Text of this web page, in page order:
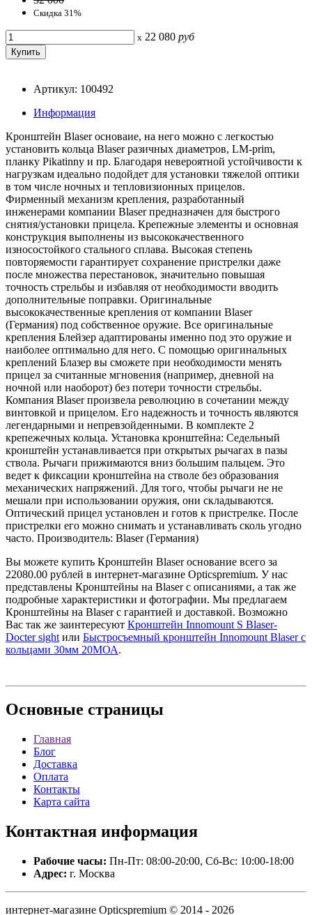
Скидка 31%
x 22 080 руб
Артикул: 100492
Информация
Кронштейн Blaser основаие, на него можно с легкостью
установить кольца Blaser разичных диаметров, LM-prim,
планку Pikatinny и пр. Благодаря невероятной устойчивости к
нагрузкам идеально подойдет для установки тяжелой оптики
в том числе ночных и тепловизионных прицелов.
Фирменный механизм крепления, разработанный
инженерами компании Blaser предназначен для быстрого
снятия/установки прицела. Крепежные элементы и основная
конструкция выполнены из высококачественного
износостойкого стального сплава. Высокая степень
повторяемости гарантирует сохранение пристрелки даже
после множества перестановок, значительно повышая
точность стрельбы и избавляя от необходимости вводить
дополнительные поправки. Оригинальные
высококачественные крепления от компании Blaser
(Германия) под собственное оружие. Все оригинальные
крепления Блейзер адаптированы именно под это оружие и
наиболее оптимально для него. С помощью оригинальных
креплений Блазер вы сможете при необходимости менять
прицел за считанные мгновения (например, дневной на
ночной или наоборот) без потери точности стрельбы.
Компания Blaser произвела революцию в сочетании между
винтовкой и прицелом. Его надежность и точность являются
легендарными и непревзойденными. В комплекте 2
крепежечных кольца. Установка кронштейна: Седельный
кронштейн устанавливается при открытых рычагах в пазы
ствола. Рычаги прижимаются вниз большим пальцем. Это
ведет к фиксации кронштейна на стволе без образования
механических напряжений. Для того, чтобы рычаги не не
мешали при использовании оружия, они складываются.
Оптический прицел установлен и готов к пристрелке. После
пристрелки его можно снимать и устанавливать сколь угодно
часто. Производитель: Blaser (Германия)
Вы можете купить Кронштейн Blaser основание всего за
22080.00 рублей в интернет-магазине Opticspremium. У нас
представлены Кронштейны на Blaser с описаниями, а так же
подробные характеристики и фотографии. Мы предлагаем
Кронштейны на Blaser с гарантией и доставкой. Возможно
Вас так же заинтересуют Кронштейн Innomount S Blaser-
Docter sight или Быстросъемный кронштейн Innomount Blaser с
кольцами 30мм 20МОА.
Основные страницы
Главная
Блог
Доставка
Оплата
Контакты
Карта сайта
Контактная информация
Рабочие часы: Пн-Пт: 08:00-20:00, Сб-Вс: 10:00-18:00
Адрес: г. Москва
интернет-магазине Opticspremium © 2014 - 2026